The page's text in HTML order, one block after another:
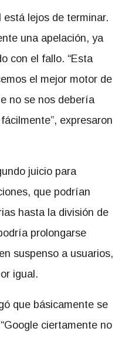
lejos de terminar.
una apelación, ya
con el fallo. “Esta
el mejor motor de
no se nos debería
expresaron
juicio para
que podrían
hasta la división de
prolongarse
suspenso a usuarios,
igual.
que básicamente se
ciertamente no